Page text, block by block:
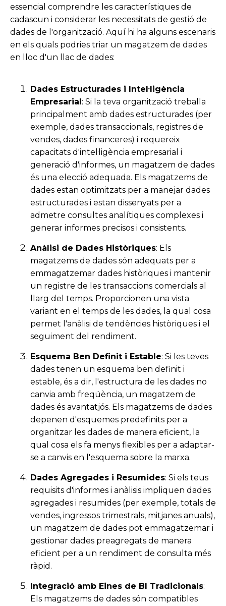
essencial comprendre les característiques de
cadascun i considerar les necessitats de gestió de
dades de l'organització. Aquí hi ha alguns escenaris
en els quals podries triar un magatzem de dades
en lloc d'un llac de dades:
Dades Estructurades i Intel·ligència
Empresarial : Si la teva organització treballa
principalment amb dades estructurades (per
exemple, dades transaccionals, registres de
vendes, dades financeres) i requereix
capacitats d'intel·ligència empresarial i
generació d'informes, un magatzem de dades
és una elecció adequada. Els magatzems de
dades estan optimitzats per a manejar dades
estructurades i estan dissenyats per a
admetre consultes analítiques complexes i
generar informes precisos i consistents.
Anàlisi de Dades Històriques: Els
magatzems de dades són adequats per a
emmagatzemar dades històriques i mantenir
un registre de les transaccions comercials al
llarg del temps. Proporcionen una vista
variant en el temps de les dades, la qual cosa
permet l'anàlisi de tendències històriques i el
seguiment del rendiment.
Esquema Ben Definit i Estable: Si les teves
dades tenen un esquema ben definit i
estable, és a dir, l'estructura de les dades no
canvia amb freqüència, un magatzem de
dades és avantatjós. Els magatzems de dades
depenen d'esquemes predefinits per a
organitzar les dades de manera eficient, la
qual cosa els fa menys flexibles per a adaptar-
se a canvis en l'esquema sobre la marxa.
Dades Agregades i Resumides: Si els teus
requisits d'informes i anàlisis impliquen dades
agregades i resumides (per exemple, totals de
vendes, ingressos trimestrals, mitjanes anuals),
un magatzem de dades pot emmagatzemar i
gestionar dades preagregats de manera
eficient per a un rendiment de consulta més
ràpid.
Integració amb Eines de BI Tradicionals:
Els magatzems de dades són compatibles